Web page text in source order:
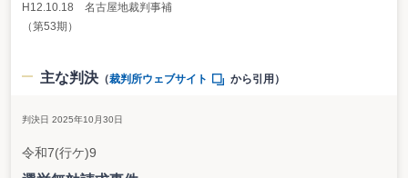
H12.10.18 名古屋地裁判事補
（第53期）
主な判決 （裁判所ウェブサイト から引用）
判決日 2025年10月30日
令和7(行ケ)9